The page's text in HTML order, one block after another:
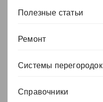
Полезные статьи
Ремонт
Системы перегородок
Справочники